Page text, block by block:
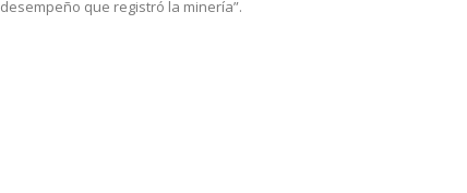
desempeño que registró la minería”.